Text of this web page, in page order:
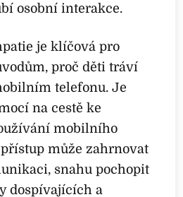
osobní interakce.
je klíčová pro
proč děti tráví
telefonu. Je
na cestě ke
mobilního
může zahrnovat
snahu pochopit
dospívajících a